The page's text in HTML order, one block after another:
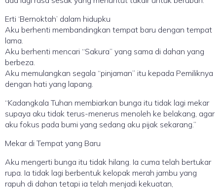
Erti ‘Bernoktah’ dalam hidupku
Aku berhenti membandingkan tempat baru dengan tempat
lama.
Aku berhenti mencari “Sakura” yang sama di dahan yang
berbeza.
Aku memulangkan segala “pinjaman” itu kepada Pemiliknya
dengan hati yang lapang.
“Kadangkala Tuhan membiarkan bunga itu tidak lagi mekar
supaya aku tidak terus-menerus menoleh ke belakang, agar
aku fokus pada bumi yang sedang aku pijak sekarang.”
Mekar di Tempat yang Baru
Aku mengerti bunga itu tidak hilang. Ia cuma telah bertukar
rupa. Ia tidak lagi berbentuk kelopak merah jambu yang
rapuh di dahan tetapi ia telah menjadi kekuatan,